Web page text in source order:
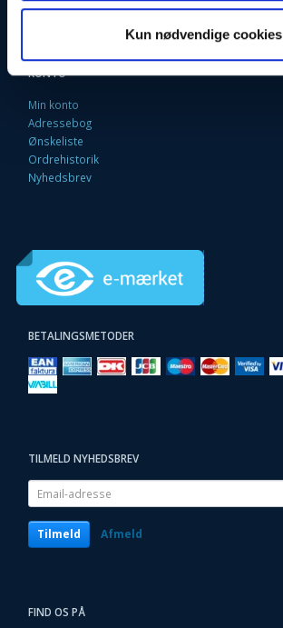
Kun nødvendige cookies
KONTO
Min konto
Adressebog
Ønskeliste
Ordrehistorik
Nyhedsbrev
BETALINGSMETODER
TILMELD NYHEDSBREV
Email-
adresse
Tilmeld Afmeld
FIND OS PÅ